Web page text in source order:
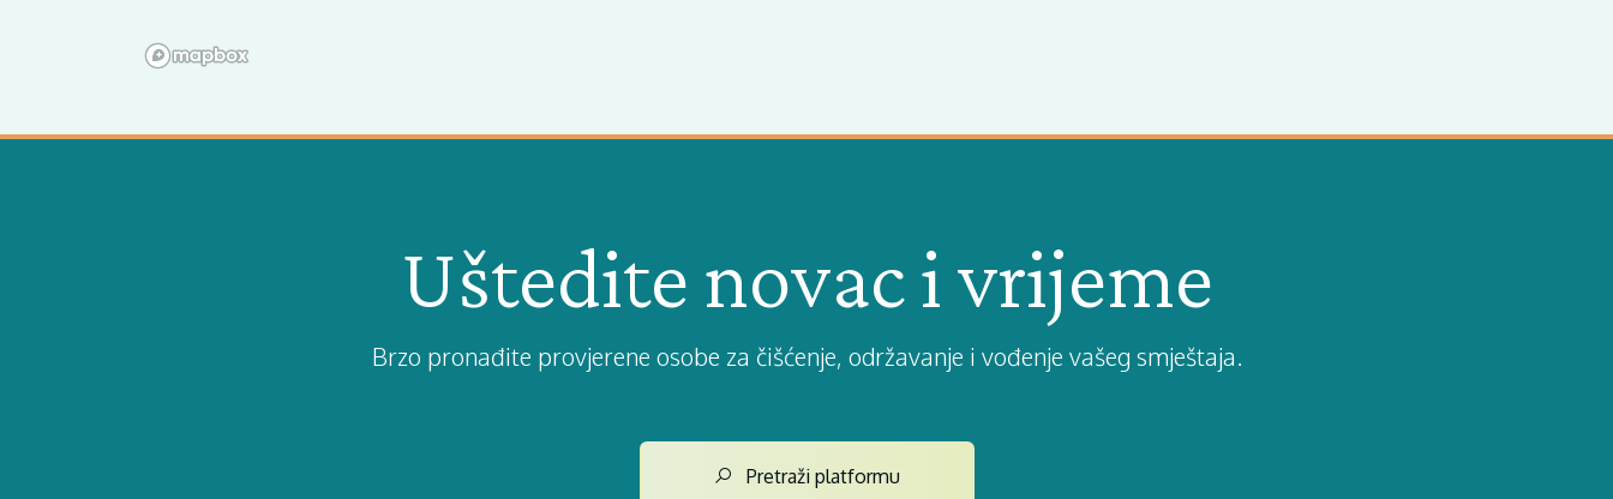
Uštedite novac i vrijeme
Brzo pronađite provjerene osobe za čišćenje, održavanje i vođenje vašeg smještaja.
Pretraži platformu